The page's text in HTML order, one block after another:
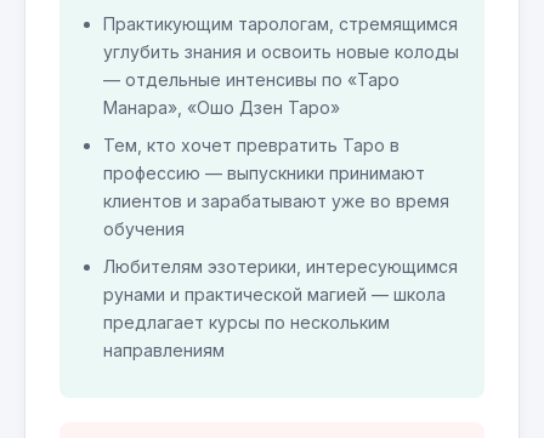
Практикующим тарологам, стремящимся
углубить знания и освоить новые колоды
— отдельные интенсивы по «Таро
Манара», «Ошо Дзен Таро»
Тем, кто хочет превратить Таро в
профессию — выпускники принимают
клиентов и зарабатывают уже во время
обучения
Любителям эзотерики, интересующимся
рунами и практической магией — школа
предлагает курсы по нескольким
направлениям